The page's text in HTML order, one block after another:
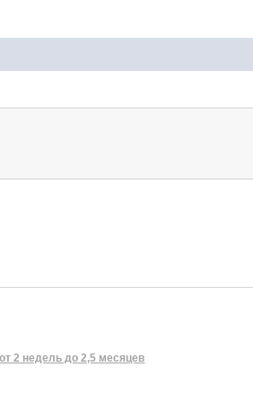
2 недель до 2,5 месяцев